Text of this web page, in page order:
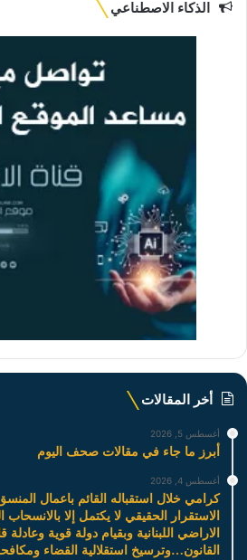
الذكاء الاصطناعي
أخر المقالات
أغسطس 5, 2026
أبرز ما جاء في مقالات صحف اليوم
أغسطس 4, 2026
كرامي خلال استقباله القائم باعمال
الاستقرار الحقيقي لا يكتمل إلا
الاراضي اللبنانية وبقيام دولة قوية
القانون…وترسيخ استقلالية القضاء